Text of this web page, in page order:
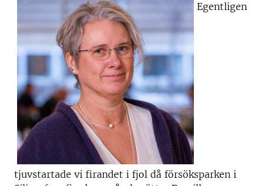
Egentligen
tjuvstartade vi firandet i fjol då försöksparken i